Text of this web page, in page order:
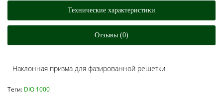
Технические характеристики
Отзывы (0)
Наклонная призма для фазированной решетки
Теги: DIO 1000